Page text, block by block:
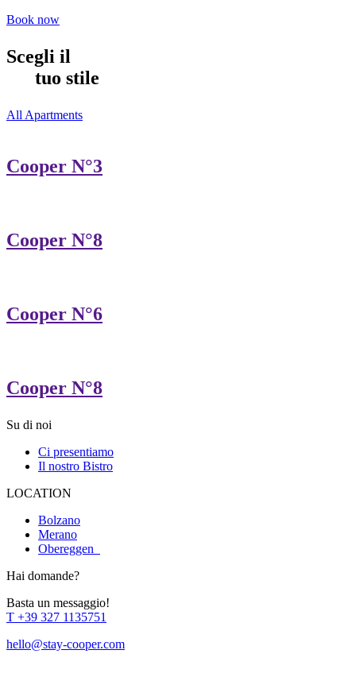
Book now
Scegli il
tuo stile
All Apartments
Cooper N°3
Cooper N°8
Cooper N°6
Cooper N°8
Su di noi
Ci presentiamo
Il nostro Bistro
LOCATION
Bolzano
Merano
Obereggen
Hai domande?
Basta un messaggio!
T +39 327 1135751
hello@stay-cooper.com